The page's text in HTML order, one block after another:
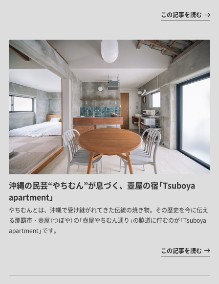
この記事を読む
沖縄の民芸“やちむん”が息づく、壺屋の宿「Tsuboya
apartment」
やちむんとは、沖縄で受け継がれてきた伝統の焼き物。その歴史を今に伝え
る那覇市・壺屋（つぼや）の「壺屋やちむん通り」の脇道に佇むのが「Tsuboya
apartment」です。
この記事を読む